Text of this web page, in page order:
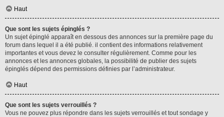
Haut
Que sont les sujets épinglés ?
Un sujet épinglé apparaît en dessous des annonces sur la première page du
forum dans lequel il a été publié. il contient des informations relativement
importantes et vous devez le consulter régulièrement. Comme pour les
annonces et les annonces globales, la possibilité de publier des sujets
épinglés dépend des permissions définies par l’administrateur.
Haut
Que sont les sujets verrouillés ?
Vous ne pouvez plus répondre dans les sujets verrouillés et tout sondage y